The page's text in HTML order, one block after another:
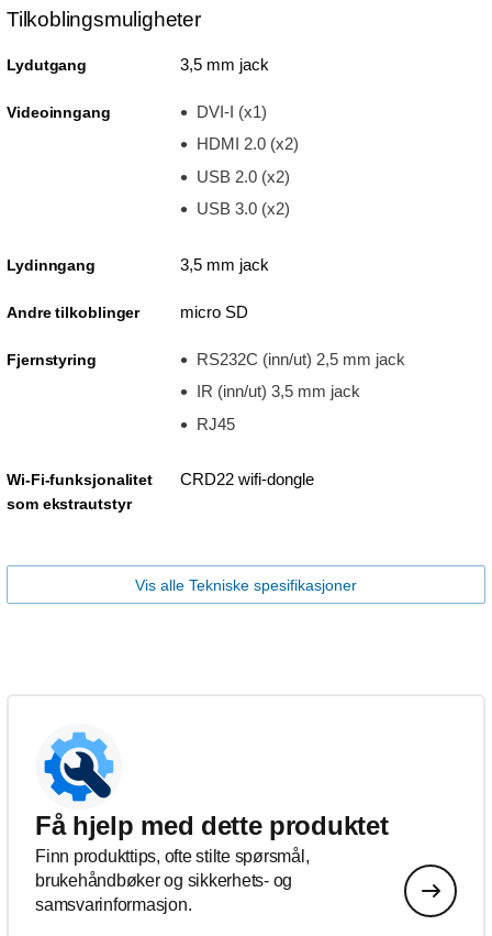
Tilkoblingsmuligheter
Lydutgang 3,5 mm jack
Videoinngang
DVI-I (x1)
HDMI 2.0 (x2)
USB 2.0 (x2)
USB 3.0 (x2)
Lydinngang 3,5 mm jack
Andre tilkoblinger micro SD
Fjernstyring
RS232C (inn/ut) 2,5 mm jack
IR (inn/ut) 3,5 mm jack
RJ45
Wi-Fi-funksjonalitet
som ekstrautstyr
CRD22 wifi-dongle
Vis alle Tekniske spesifikasjoner
Få hjelp med dette produktet
Finn produkttips, ofte stilte spørsmål,
brukehåndbøker og sikkerhets- og
samsvarinformasjon.